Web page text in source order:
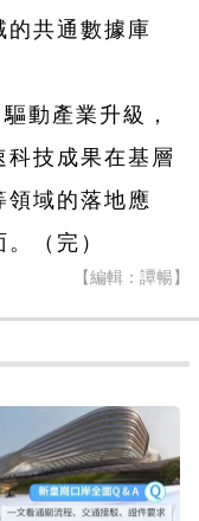
的共通數據庫
動產業升級，
技成果在基層
領域的落地應
（完）
【編輯：譚暢】